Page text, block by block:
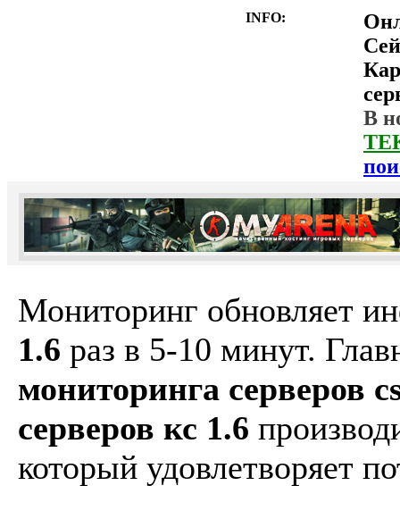
INFO:
В
Мониторинг обновляет
1.6 раз в 5-10 минут.
мониторинга серверов
серверов кс 1.6
который удовлетворяет